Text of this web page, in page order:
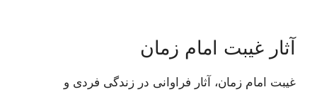
آثار غیبت امام زمان
غیبت امام زمان، آثار فراوانی در زندگی فردی و